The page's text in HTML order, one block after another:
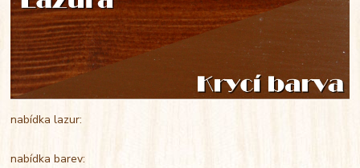
nabídka lazur:
nabídka barev: